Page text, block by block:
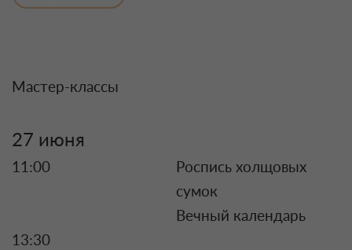
Мастер-классы
27 июня
11:00
Роспись холщовых
сумок
Вечный календарь
13:30